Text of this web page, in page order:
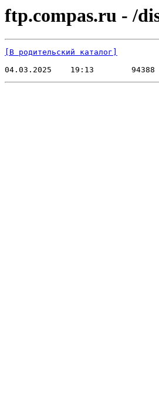
ftp.compas.ru - /
[В родительский каталог]
04.03.2025    19:13        94388